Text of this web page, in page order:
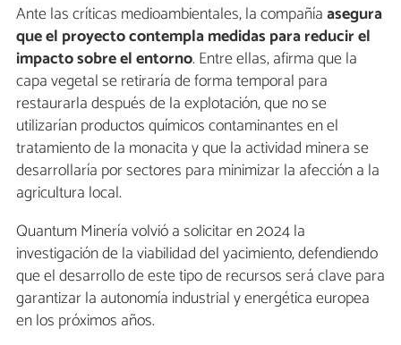
Ante las críticas medioambientales, la compañíaasegura
que el proyecto contempla medidas para reducir el
impacto sobre el entorno. Entre ellas, afirma que la
capa vegetal se retiraría de forma temporal para
restaurarla después de la explotación, que no se
utilizarían productos químicos contaminantes en el
tratamiento de la monacita y que la actividad minera se
desarrollaría por sectores para minimizar la afección a la
agricultura local.
Quantum Minería volvió a solicitar en 2024 la
investigación de la viabilidad del yacimiento, defendiendo
que el desarrollo de este tipo de recursos será clave para
garantizar la autonomía industrial y energética europea
en los próximos años.